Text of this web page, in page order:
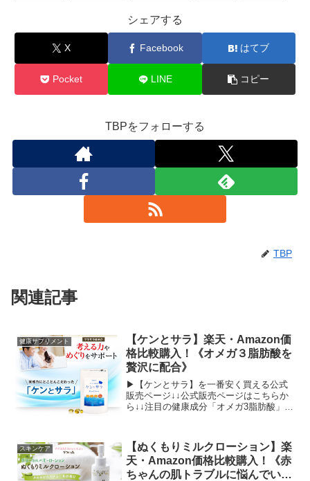
シェアする
X Facebook はてブ
Pocket LINE コピー
TBPをフォローする
TBP
関連記事
健康サプリメント
【ケンとサラ】楽天・Amazon価
格比較購入！《オメガ３脂肪酸を
贅沢に配合》
▶【ケンとサラ】を一番安く買える公式
販売ページ↓↓公式販売ページはこちらか
ら↓↓注目の健康成分「オメガ3脂肪酸」を
なく購入するには大手ショッピングサイ
トの「楽天市場」と...
スキンケア
【ぬくもりミルクローション】楽
天・Amazon価格比較購入！《赤
ちゃんの肌トラブルに悩んでいる